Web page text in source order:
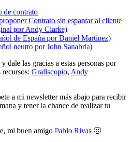
de contrato
Contrato sin espantar al cliente
por Andy Clarke)
de España por Daniel Martínez)
neutro por John Sanabria)
dale las gracias a estas personas por
Grafiscopio, Andy
a mi newsletter más abajo para recibir
y tener la chance de realizar tu
mi buen amigo Pablo Rivas 🙂